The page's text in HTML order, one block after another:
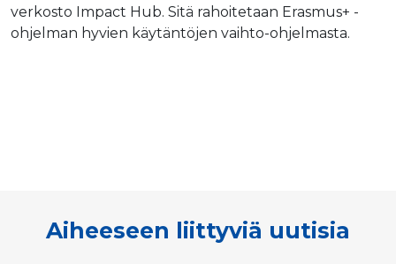
verkosto Impact Hub. Sitä rahoitetaan Erasmus+ -
ohjelman hyvien käytäntöjen vaihto-ohjelmasta.
Aiheeseen liittyviä uutisia